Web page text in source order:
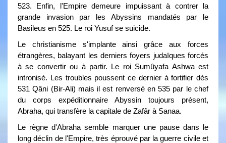
523. Enfin, l'Empire demeure impuissant à contrer la
grande invasion par les Abyssins mandatés par le
Basileus en 525. Le roi Yusuf se suicide.
Le christianisme s'implante ainsi grâce aux forces
étrangères, balayant les derniers foyers judaïques forcés
à se convertir ou à partir. Le roi Sumûyafa Ashwa est
intronisé. Les troubles poussent ce dernier à fortifier dès
531 Qâni (Bir-Ali) mais il est renversé en 535 par le chef
du corps expéditionnaire Abyssin toujours présent,
Abraha, qui transfère la capitale de Zafâr à Sanaa.
Le règne d'Abraha semble marquer une pause dans le
long déclin de l'Empire, très éprouvé par la guerre civile et